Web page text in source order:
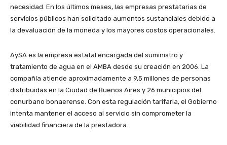
necesidad. En los últimos meses, las empresas prestatarias de
servicios públicos han solicitado aumentos sustanciales debido a
la devaluación de la moneda y los mayores costos operacionales.
AySA es la empresa estatal encargada del suministro y
tratamiento de agua en el AMBA desde su creación en 2006. La
compañía atiende aproximadamente a 9,5 millones de personas
distribuidas en la Ciudad de Buenos Aires y 26 municipios del
conurbano bonaerense. Con esta regulación tarifaria, el Gobierno
intenta mantener el acceso al servicio sin comprometer la
viabilidad financiera de la prestadora.